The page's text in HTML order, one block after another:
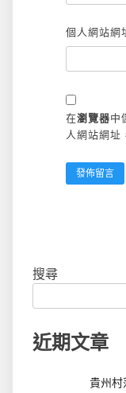
個人網站網
在瀏覽器中
人網站網址
搜尋
近期文章
貴州村